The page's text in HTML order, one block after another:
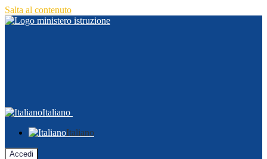
Salta al contenuto
Italiano
Italiano
Accedi